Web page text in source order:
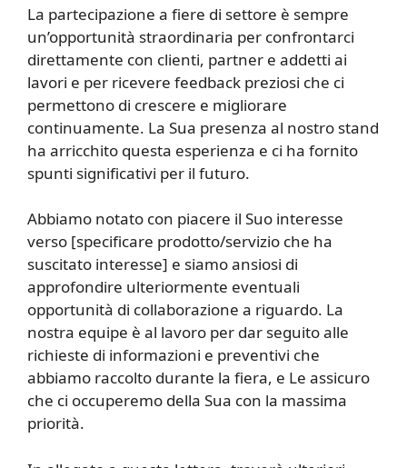
La partecipazione a fiere di settore è sempre
un’opportunità straordinaria per confrontarci
direttamente con clienti, partner e addetti ai
lavori e per ricevere feedback preziosi che ci
permettono di crescere e migliorare
continuamente. La Sua presenza al nostro stand
ha arricchito questa esperienza e ci ha fornito
spunti significativi per il futuro.
Abbiamo notato con piacere il Suo interesse
verso [specificare prodotto/servizio che ha
suscitato interesse] e siamo ansiosi di
approfondire ulteriormente eventuali
opportunità di collaborazione a riguardo. La
nostra equipe è al lavoro per dar seguito alle
richieste di informazioni e preventivi che
abbiamo raccolto durante la fiera, e Le assicuro
che ci occuperemo della Sua con la massima
priorità.